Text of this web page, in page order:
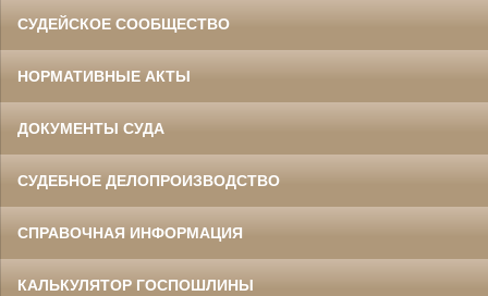
СУДЕЙСКОЕ СООБЩЕСТВО
НОРМАТИВНЫЕ АКТЫ
ДОКУМЕНТЫ СУДА
СУДЕБНОЕ ДЕЛОПРОИЗВОДСТВО
СПРАВОЧНАЯ ИНФОРМАЦИЯ
КАЛЬКУЛЯТОР ГОСПОШЛИНЫ